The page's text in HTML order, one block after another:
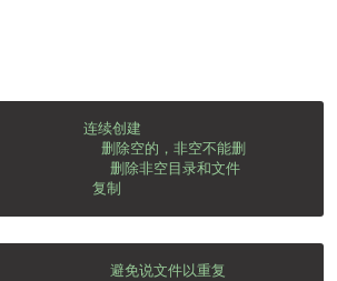
连续创建
删除空的，非空不能删
删除非空目录和文件
复制
避免说文件以重复